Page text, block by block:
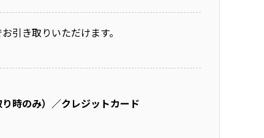
引き取りいただけます。
時のみ）／クレジットカード